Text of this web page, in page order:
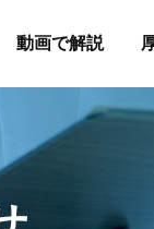
動画で解説